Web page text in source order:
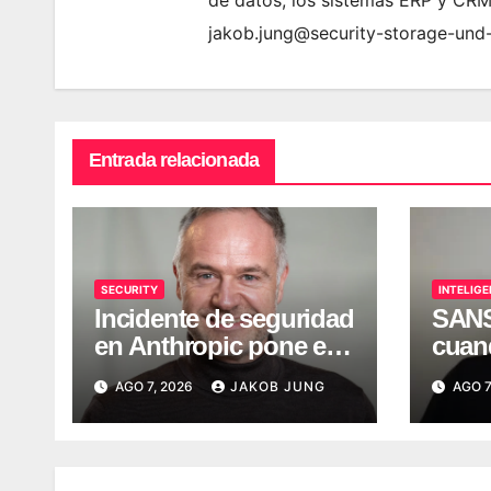
jakob.jung@security-storage-
Entrada relacionada
SECURITY
Incidente de seguridad
en Anthropic pone el
foco en los riesgos de
las identidades no
humanas
AGO 7, 2026 JAKOB JUNG
IAAGO